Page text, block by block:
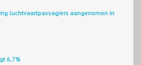
luchtvaartpassagiers aangenomen in
6,7%